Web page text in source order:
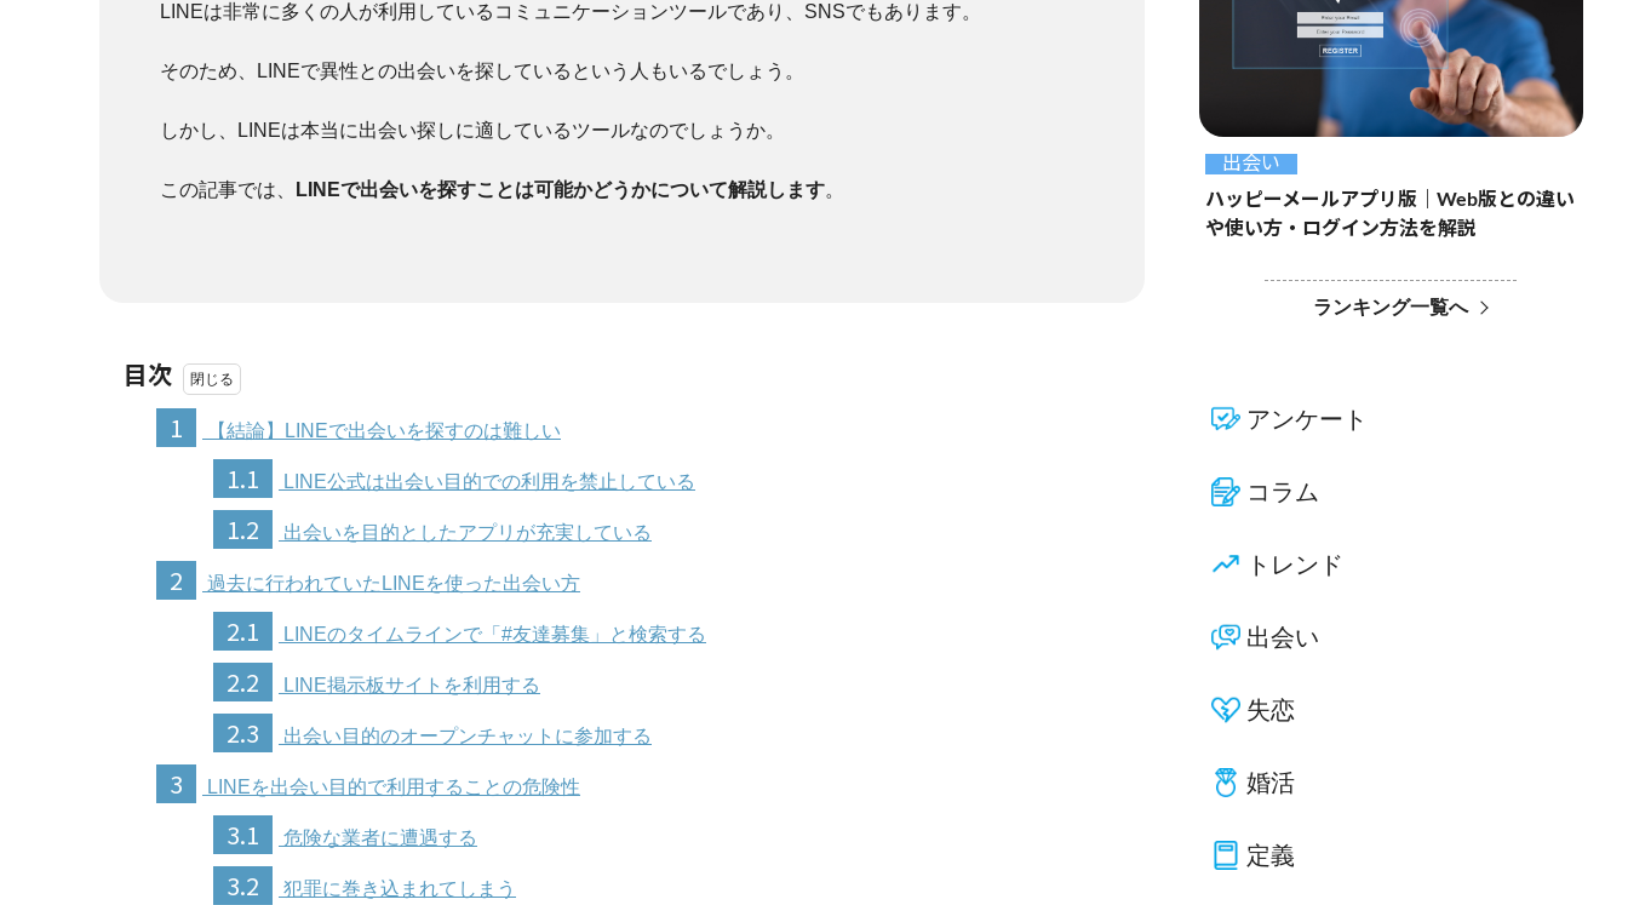
LINEは非常に多くの人が利用しているコミュニケーションツールであり、SNSでもあります。
そのため、LINEで異性との出会いを探しているという人もいるでしょう。
しかし、LINEは本当に出会い探しに適しているツールなのでしょうか。
この記事では、 LINEで出会いを探すことは可能かどうかについて解説します。
目次
1
【結論】LINEで出会いを探すのは難しい
1.1 LINE公式は出会い目的での利用を禁止している
1.2 出会いを目的としたアプリが充実している
2 過去に行われていたLINEを使った出会い方
2.1 LINEのタイムラインで「#友達募集」と検索する
2.2 LINE掲示板サイトを利用する
2.3 出会い目的のオープンチャットに参加する
3 LINEを出会い目的で利用することの危険性
3.1 危険な業者に遭遇する
3.2 犯罪に巻き込まれてしまう
出会い
ハッピーメールアプリ版｜Web版との違い
や使い方・ログイン方法を解説
ランキング一覧へ
アンケート
コラム
トレンド
出会い
失恋
婚活
定義